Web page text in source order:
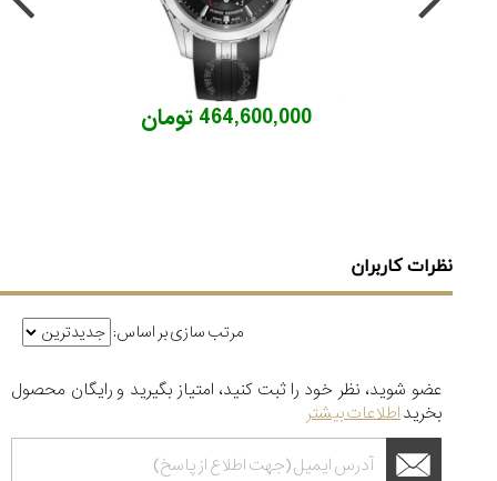
464,600,000 تومان
نظرات کاربران
مرتب سازی بر اساس:
عضو شوید، نظر خود را ثبت کنید، امتیاز بگیرید و رایگان محصول
بخریداطلاعات بیشتر